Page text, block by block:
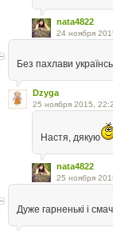
nata4822
24 ноября
Без пахлави
Dzyga
25 ноября 2015,
Настя, дякую
nata4822
25 ноября
Дуже гарненькі і